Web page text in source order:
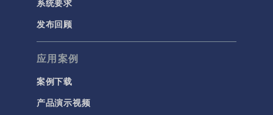
系统要求
发布回顾
应用案例
案例下载
产品演示视频